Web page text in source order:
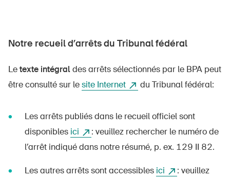
Postes vacants
Commander et télécharger
Cours et événements
Produits sûrs
Notre recueil d’arrêts du Tribunal fédéral
Letexte intégraldes arrêts sélectionnés par le BPA peut
être consulté sur lesite Internet du Tribunal fédéral:
Les arrêts publiés dans le recueil officiel sont
disponibles ici
: veuillez rechercher le numéro de
l’arrêt indiqué dans notre résumé, p. ex. 129 II 82.
Les autres arrêts sont accessibles ici
: veuillez